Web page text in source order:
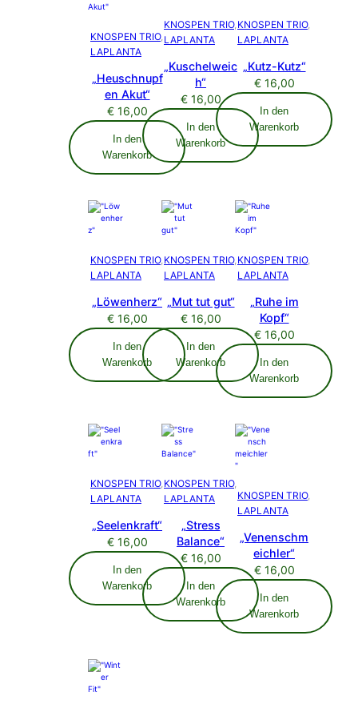
KNOSPEN TRIO ,
LAPLANTA
„Heuschnupf
en Akut“
€16,00
In den
Warenkorb
KNOSPEN TRIO ,
LAPLANTA
„Kuschelweic
h“
€16,00
In den
Warenkorb
KNOSPEN TRIO
LAPLANTA
„Kutz-Kutz“
€16,00
In den
Warenkorb
KNOSPEN TRIO ,
LAPLANTA
„Löwenherz“
€16,00
In den
Warenkorb
KNOSPEN TRIO ,
LAPLANTA
„Mut tut gut“
€16,00
In den
Warenkorb
KNOSPEN TRIO
LAPLANTA
„Ruhe im
Kopf“
€16,00
In den
Warenkorb
KNOSPEN TRIO ,
LAPLANTA
„Seelenkraft“
€16,00
In den
Warenkorb
KNOSPEN TRIO
LAPLANTA
„Stress
Balance“
€16,00
In den
Warenkorb
KNOSPEN TRIO
LAPLANTA
„Venenschm
eichler“
€16,00
In den
Warenkorb